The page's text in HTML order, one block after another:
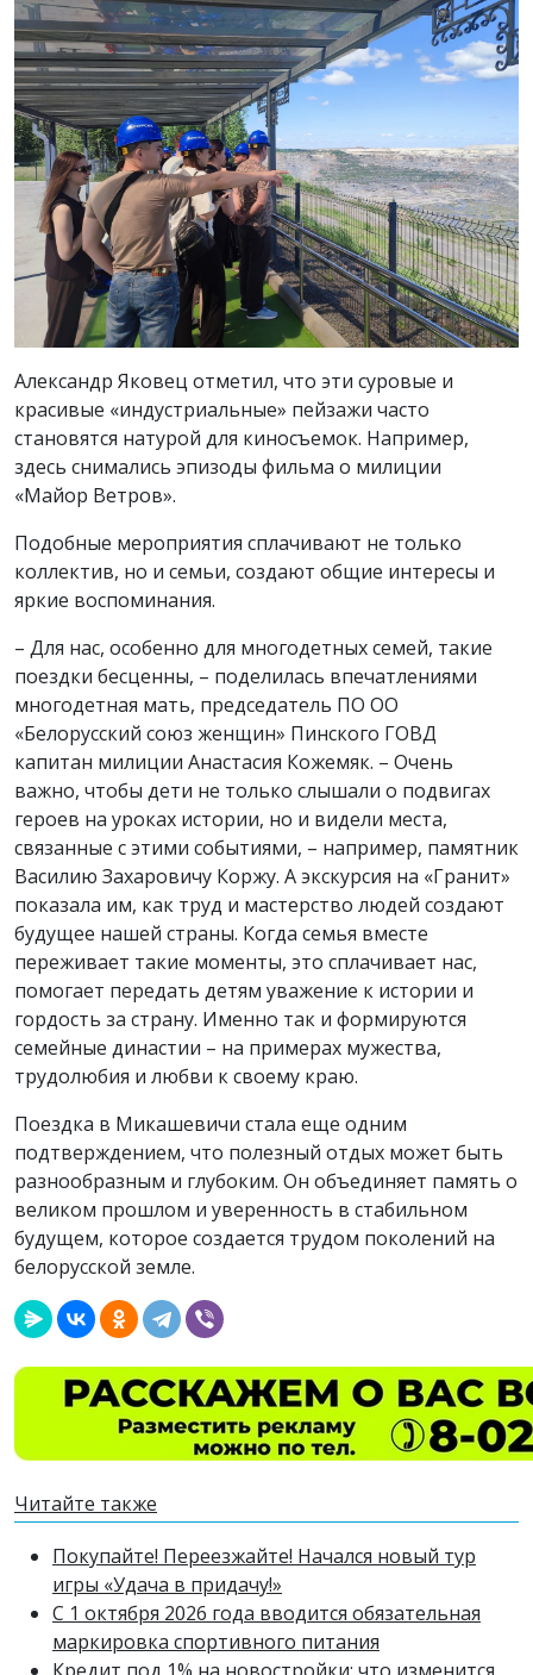
Александр Яковец отметил, что эти суровые и
красивые «индустриальные» пейзажи часто
становятся натурой для киносъемок. Например,
здесь снимались эпизоды фильма о милиции
«Майор Ветров».
Подобные мероприятия сплачивают не только
коллектив, но и семьи, создают общие интересы и
яркие воспоминания.
– Для нас, особенно для многодетных семей, такие
поездки бесценны, – поделилась впечатлениями
многодетная мать, председатель ПО ОО
«Белорусский союз женщин» Пинского ГОВД
капитан милиции Анастасия Кожемяк. – Очень
важно, чтобы дети не только слышали о подвигах
героев на уроках истории, но и видели места,
связанные с этими событиями, – например, памятник
Василию Захаровичу Коржу. А экскурсия на «Гранит»
показала им, как труд и мастерство людей создают
будущее нашей страны. Когда семья вместе
переживает такие моменты, это сплачивает нас,
помогает передать детям уважение к истории и
гордость за страну. Именно так и формируются
семейные династии – на примерах мужества,
трудолюбия и любви к своему краю.
Поездка в Микашевичи стала еще одним
подтверждением, что полезный отдых может быть
разнообразным и глубоким. Он объединяет память о
великом прошлом и уверенность в стабильном
будущем, которое создается трудом поколений на
белорусской земле.
Читайте также
Покупайте! Переезжайте! Начался новый тур
игры «Удача в придачу!»
С 1 октября 2026 года вводится обязательная
маркировка спортивного питания